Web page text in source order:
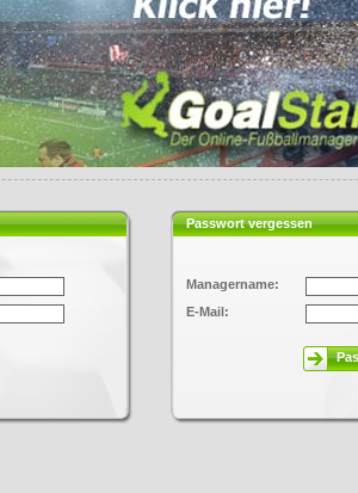
Passwort vergessen
Managername:
E-Mail: